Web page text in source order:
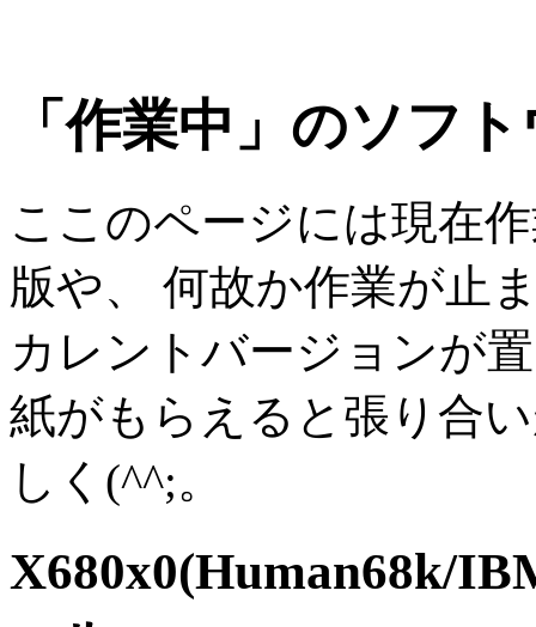
「作業中」のソフ
ここのページには現在
版や、 何故か作業が止
カレントバージョンが
紙がもらえると張り合
しく(^^;。
X680x0(Human68k/